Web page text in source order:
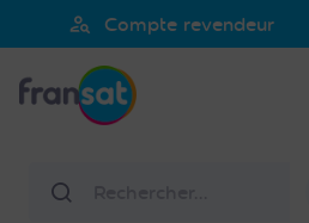
noter
Ce
comprend
person_search Compte revendeur